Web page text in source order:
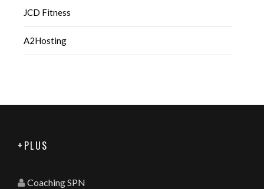
JCD Fitness
A2Hosting
+PLUS
Coaching SPN